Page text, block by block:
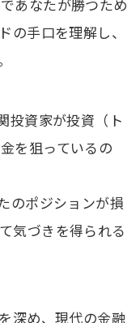
あなたが勝つため
の手口を理解し、
投資家が投資（ト
を狙っているの
のポジションが損
気づきを得られる
深め、現代の金融